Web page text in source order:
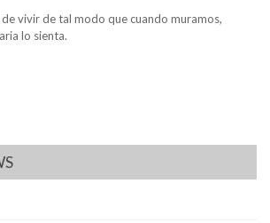
vivir de tal modo que cuando muramos,
lo sienta.